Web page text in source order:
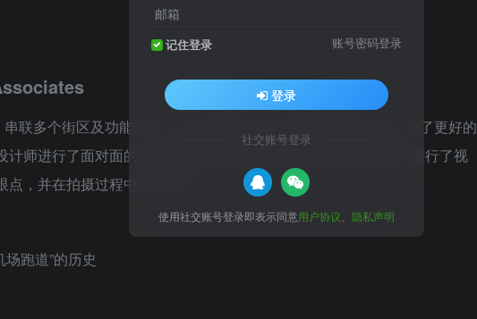
联多个街区及功能分区，其复杂性提高了拍摄的难度与要求。为了更好的
计师进行了面对面的访谈，并与位于美国波士顿的Sasaki设计师进行了视
，并在拍摄过程中不断完善：
跑道”的历史
邮箱
记住登录 账号密码登录
登录
社交账号登录
使用社交账号登录即表示同意用户协议 隐私声明